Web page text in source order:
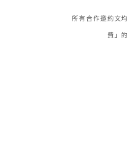
所有合作邀約文
費」